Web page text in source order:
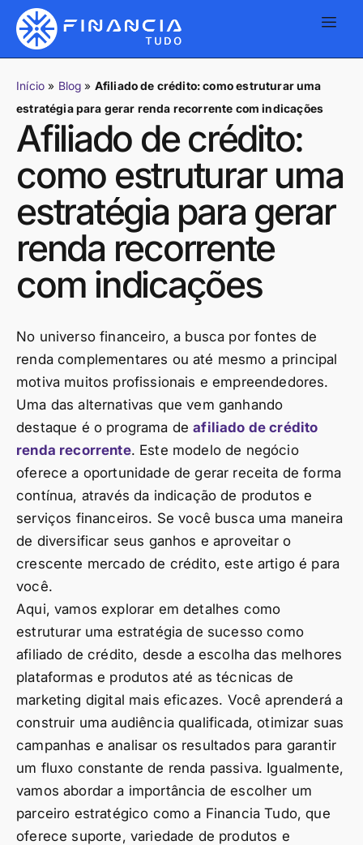
Início » Blog » Afiliado de crédito: como estruturar uma
estratégia para gerar renda recorrente com indicações
Afiliado de crédito:
como estruturar uma
estratégia para gerar
renda recorrente
com indicações
No universo financeiro, a busca por fontes de
renda complementares ou até mesmo a principal
motiva muitos profissionais e empreendedores.
Uma das alternativas que vem ganhando
destaque é o programa deafiliado de crédito
renda recorrente. Este modelo de negócio
oferece a oportunidade de gerar receita de forma
contínua, através da indicação de produtos e
serviços financeiros. Se você busca uma maneira
de diversificar seus ganhos e aproveitar o
crescente mercado de crédito, este artigo é para
você.
Aqui, vamos explorar em detalhes como
estruturar uma estratégia de sucesso como
afiliado de crédito, desde a escolha das melhores
plataformas e produtos até as técnicas de
marketing digital mais eficazes. Você aprenderá a
construir uma audiência qualificada, otimizar suas
campanhas e analisar os resultados para garantir
um fluxo constante de renda passiva. Igualmente,
vamos abordar a importância de escolher um
parceiro estratégico como a Financia Tudo, que
oferece suporte, variedade de produtos e